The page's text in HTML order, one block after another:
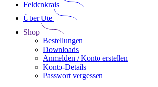
Feldenkrais
Über Ute
Shop
Bestellungen
Downloads
Anmelden / Konto erstellen
Konto-Details
Passwort vergessen